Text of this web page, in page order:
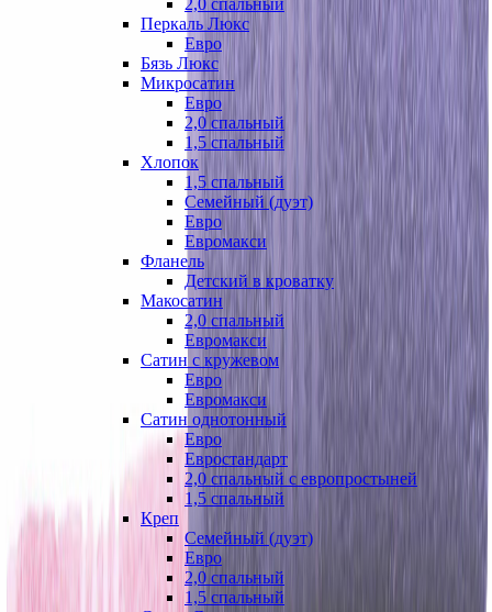
2,0 спальный
Перкаль Люкс
Евро
Бязь Люкс
Микросатин
Евро
2,0 спальный
1,5 спальный
Хлопок
1,5 спальный
Семейный (дуэт)
Евро
Евромакси
Фланель
Детский в кроватку
Макосатин
2,0 спальный
Евромакси
Сатин с кружевом
Евро
Евромакси
Сатин однотонный
Евро
Евростандарт
2,0 спальный с европростыней
1,5 спальный
Креп
Семейный (дуэт)
Евро
2,0 спальный
1,5 спальный